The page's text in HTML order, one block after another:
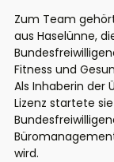
Zum Team
aus Haselünne,
Fitness und
Als Inhaberin der
Lizenz startete
wird.